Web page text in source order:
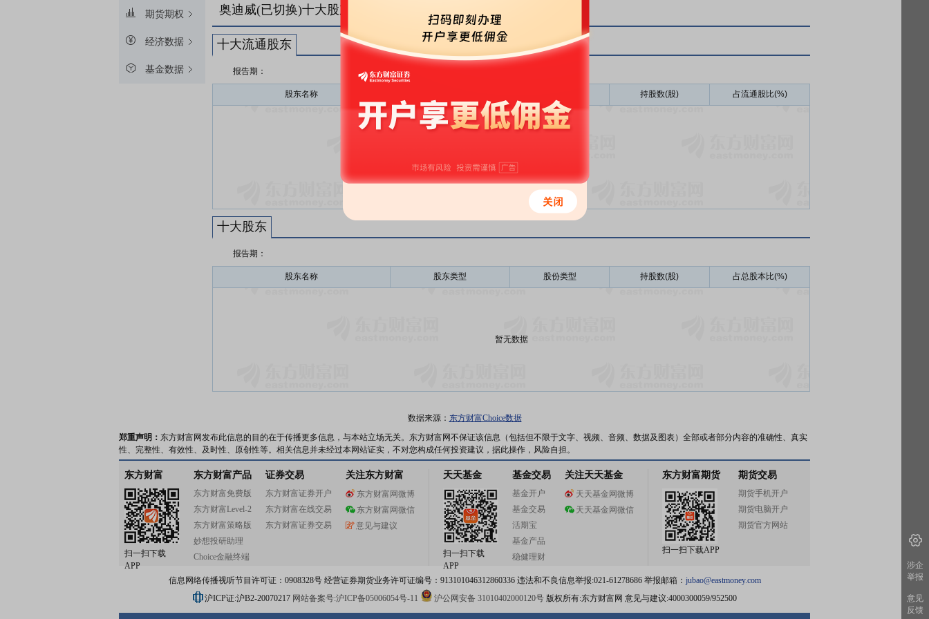
期货期权
经济数据
基金数据
奥迪威(已切换)十大股东
十大流通股东
报告期：
股东名称 持股数(股) 占流通股比(%)
十大股东
报告期：
股东名称 股东类型 股份类型 持股数(股) 占总股本比(%)
暂无数据
数据来源： 东方财富Choice数据
郑重声明： 东方财富网发布此信息的目的在于传播更多信息，与本站立场无关。东方财富网不保证该信息（包括但不限于文字、视频、音频、数据及图表）全部或者部分内容的准确性、真实
性、完整性、有效性、及时性、原创性等。相关信息并未经过本网站证实，不对您构成任何投资建议，据此操作，风险自担。
东方财富
扫一扫下载
APP
东方财富产品
东方财富免费版
东方财富Level-2
东方财富策略版
妙想投研助理
Choice金融终端
证券交易
东方财富证券开户
东方财富在线交易
东方财富证券交易
关注东方财富
东方财富网微博
东方财富网微信
意见与建议
天天基金
扫一扫下载
APP
基金交易
基金开户
基金交易
活期宝
基金产品
稳健理财
关注天天基金
天天基金网微博
天天基金网微信
东方财富期货
扫一扫下载APP
期货交易
期货手机开户
期货电脑开户
期货官方网站
信息网络传播视听节目许可证：0908328号 经营证券期货业务许可证编号：913101046312860336 违法和不良信息举报:021-61278686 举报邮箱： jubao@eastmoney.com
沪ICP证:沪B2-20070217 网站备案号:沪ICP备05006054号-11 沪公网安备 31010402000120号版权所有:东方财富网 意见与建议:4000300059/952500
涉企
举报
意见
反馈